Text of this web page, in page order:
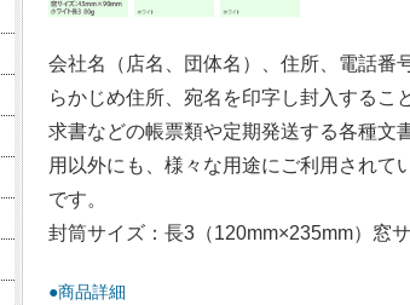
会社名（店名、団体名）、住所、電話番
らかじめ住所、宛名を印字し封入するこ
求書などの帳票類や定期発送する各種文
用以外にも、様々な用途にご利用されて
です。
封筒サイズ：長3（120mm×235mm）窓
●商品詳細